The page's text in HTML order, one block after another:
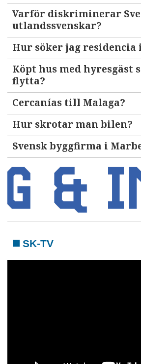
Varför diskriminerar
utlandssvenskar?
Hur söker jag residencia
Köpt hus med hyresgäst
flytta?
Cercanías till Malaga?
Hur skrotar man bilen?
Svensk byggfirma i
SK-TV